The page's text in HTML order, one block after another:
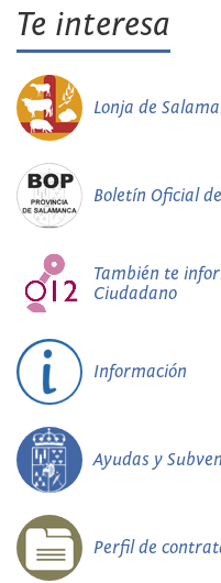
Te interesa
Lonja de
Boletín Oficial
También te
Ciudadano
Información
Ayudas y
Perfil de